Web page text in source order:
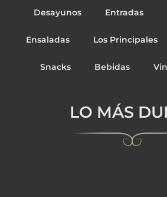
Desayunos Entradas
Ensaladas Los Principales
Snacks Bebidas
LO MÁS